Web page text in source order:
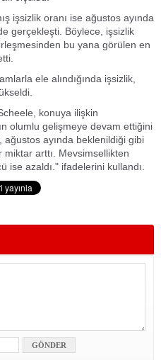
işsizlik oranı ise ağustos ayında
gerçekleşti. Böylece, işsizlik
bu yana görülen en
ele alındığında işsizlik,
konuya ilişkin
olumlu gelişmeye devam ettiğini
ağustos ayında beklenildiği gibi
arttı. Mevsimsellikten
ise azaldı." ifadelerini kullandı.